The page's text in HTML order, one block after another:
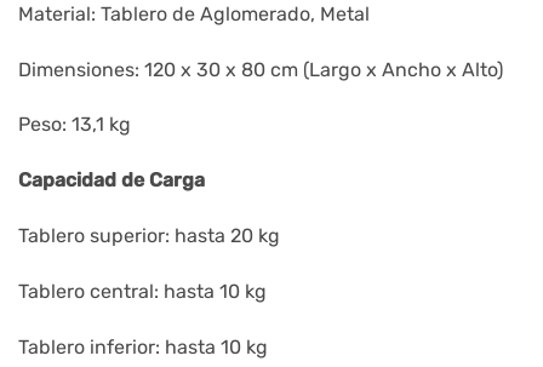
Material: Tablero de Aglomerado, Metal
Dimensiones: 120 x 30 x 80 cm (Largo x Ancho x Alto)
Peso: 13,1 kg
Capacidad de Carga
Tablero superior: hasta 20 kg
Tablero central: hasta 10 kg
Tablero inferior: hasta 10 kg